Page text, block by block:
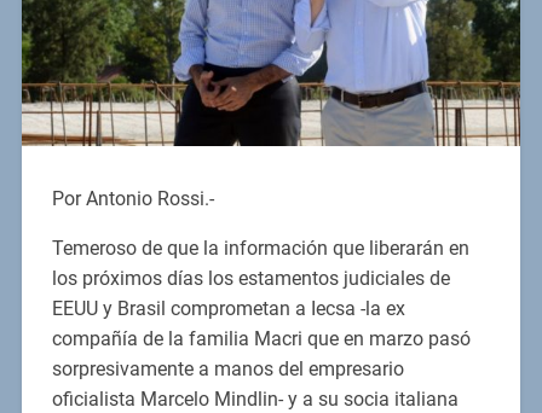
Por Antonio Rossi.-
Temeroso de que la información que liberarán en
los próximos días los estamentos judiciales de
EEUU y Brasil comprometan a Iecsa -la ex
compañía de la familia Macri que en marzo pasó
sorpresivamente a manos del empresario
oficialista Marcelo Mindlin- y a su socia italiana